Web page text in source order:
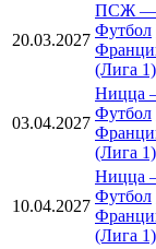
20.03.2027
ПСЖ —
Футбол
(Лига 1)
03.04.2027
Ницца
Футбол
(Лига 1)
10.04.2027
Ницца
Футбол
(Лига 1)